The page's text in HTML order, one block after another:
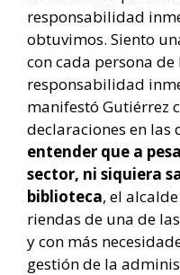
responsabilidad
obtuvimos. Siento
con cada persona
responsabilidad
manifestó Gutiérrez
declaraciones en las
entender que a
sector, ni siquiera
biblioteca, el
riendas de una de
y con más
gestión de la